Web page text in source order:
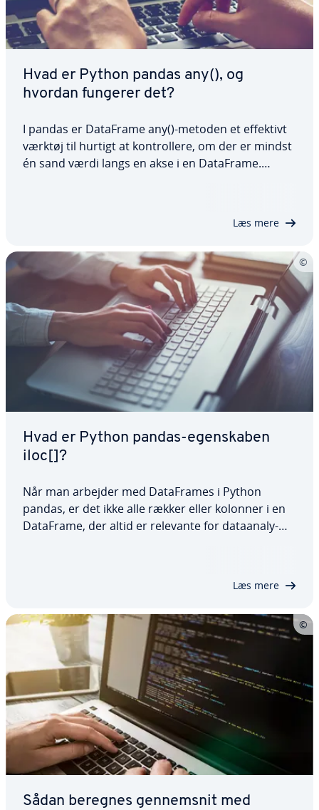
Hvad er Python pandas any(), og
hvordan fungerer det?
I pandas er DataFrame any()-metoden et effektivt
værktøj til hurtigt at kon­trol­le­re, om der er mindst
én sand værdi langs en akse i en DataFrame.
Læs mere
Hvad er Python pandas-egen­ska­ben
iloc[]?
Når man arbejder med Da­ta­F­ra­mes i Python
pandas, er det ikke alle rækker eller kolonner i en
DataFrame, der altid er relevante for da­ta­a­na­ly­
Læs mere
Sådan beregnes gen­nem­snit med